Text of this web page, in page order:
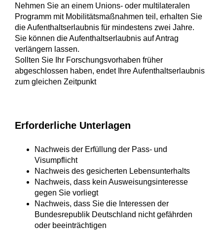
Nehmen Sie an einem Unions- oder multilateralen
Programm mit Mobilitätsmaßnahmen teil, erhalten Sie
die Aufenthaltserlaubnis für mindestens zwei Jahre.
Sie können die Aufenthaltserlaubnis auf Antrag
verlängern lassen.
Sollten Sie Ihr Forschungsvorhaben früher
abgeschlossen haben, endet Ihre Aufenthaltserlaubnis
zum gleichen Zeitpunkt
Erforderliche Unterlagen
Nachweis der Erfüllung der Pass- und
Visumpflicht
Nachweis des gesicherten Lebensunterhalts
Nachweis, dass kein Ausweisungsinteresse
gegen Sie vorliegt
Nachweis, dass Sie die Interessen der
Bundesrepublik Deutschland nicht gefährden
oder beeinträchtigen